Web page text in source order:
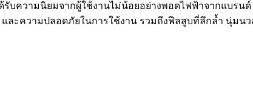
วามนิยมจากผู้ใช้งานไม่น้อยอย่างพอดไฟฟ้าจากแบรนด์
ละความปลอดภัยในการใช้งาน รวมถึงฟีลสูบที่ลึกล้ำ นุ่มน